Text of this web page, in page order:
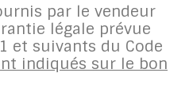
par le vendeur
légale prévue
et suivants du Code
indiqués sur le bon